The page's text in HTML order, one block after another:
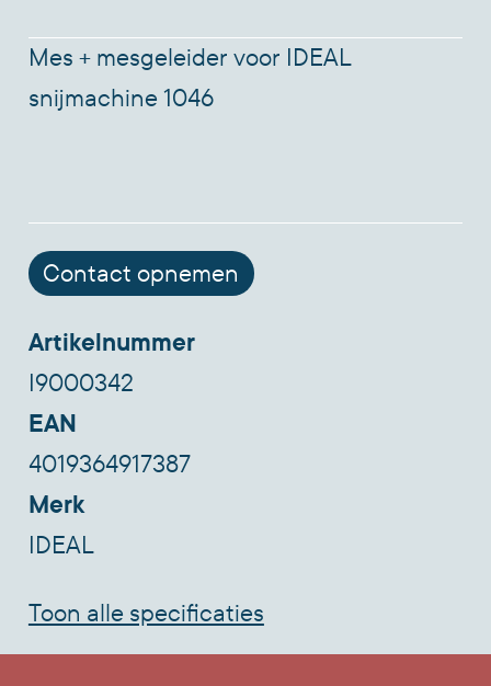
Mes + mesgeleider voor IDEAL
snijmachine 1046
Contact opnemen
Artikelnummer
I9000342
EAN
4019364917387
Merk
IDEAL
Toon alle specificaties